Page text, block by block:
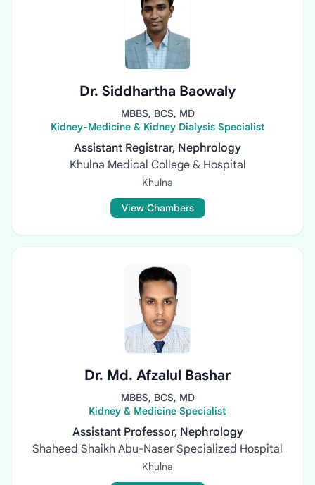
Dr. Siddhartha Baowaly
MBBS, BCS, MD
Kidney-Medicine & Kidney Dialysis Specialist
Assistant Registrar, Nephrology
Khulna Medical College & Hospital
Khulna
View Chambers
Dr. Md. Afzalul Bashar
MBBS, BCS, MD
Kidney & Medicine Specialist
Assistant Professor, Nephrology
Shaheed Shaikh Abu-Naser Specialized Hospital
Khulna